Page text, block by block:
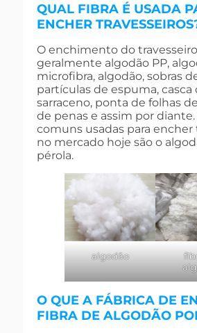
QUAL FIBRA É USADA
ENCHER
O enchimento do
geralmente algodão PP,
microfibra, algodão, sobras
partículas de espuma,
sarraceno, ponta de folhas
de penas e assim por diante.
comuns usadas para encher
no mercado hoje são o
pérola.
algodão
O QUE A FÁBRICA DE
FIBRA DE ALGODÃO